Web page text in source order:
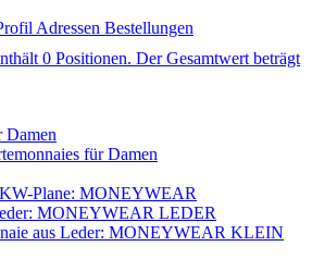
Adressen Bestellungen
0 Positionen. Der Gesamtwert beträgt
Damen
für Damen
Plane: MONEYWEAR
MONEYWEAR LEDER
aus Leder: MONEYWEAR KLEIN